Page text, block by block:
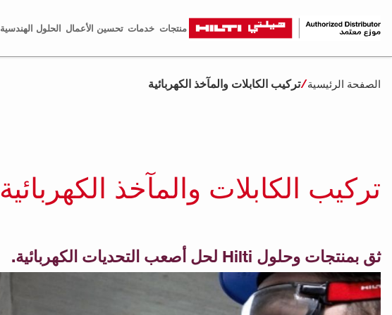
منتجات خدمات تحسين الأعمال الحلول الهندسية
الصفحة الرئيسية تركيب الكابلات والمآخذ الكهربائية
تركيب الكابلات والمآخذ الكهربائية
ثق بمنتجات وحلول Hilti لحل أصعب التحديات الكهربائية.